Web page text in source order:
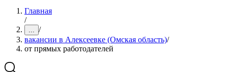
Главная
/
... /
вакансии в Алексеевке (Омская область)/
от прямых работодателей